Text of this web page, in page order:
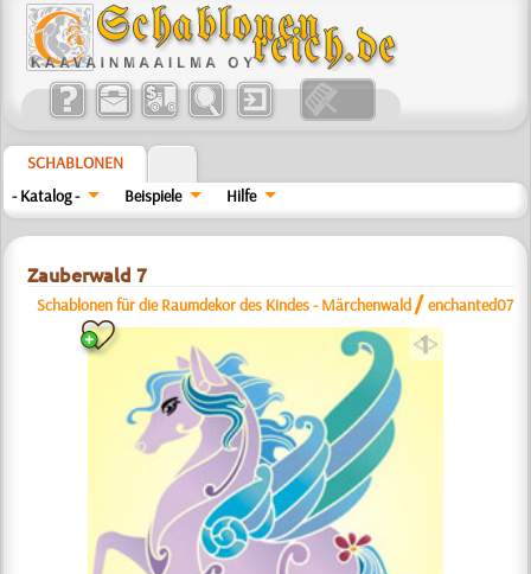
SCHABLONEN
- Katalog -
Beispiele Hilfe
Zauberwald 7
Schablonen für die Raumdekor des Kindes - Märchenwald /enchanted07
a